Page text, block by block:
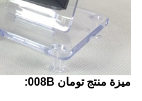
ميزة منتج تومان 008B: